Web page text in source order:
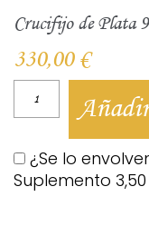
Crucifijo de Plata
330,00 €
¿Se lo
Suplemento 3,50